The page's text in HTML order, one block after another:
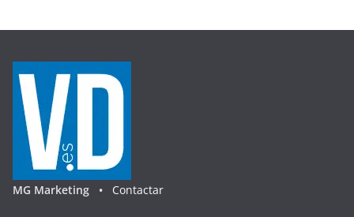
MG Marketing • Contactar